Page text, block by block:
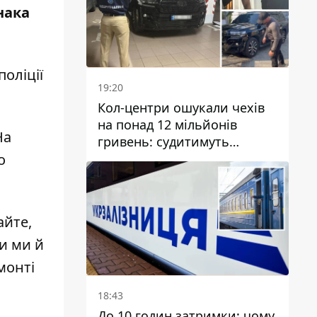
ми й
19:20
Кол-центри ошукали чехів
на понад 12 мільйонів
гривень: судитимуть
дніпрянина, який
організував
транснаціональну злочинну
організацію
18:43